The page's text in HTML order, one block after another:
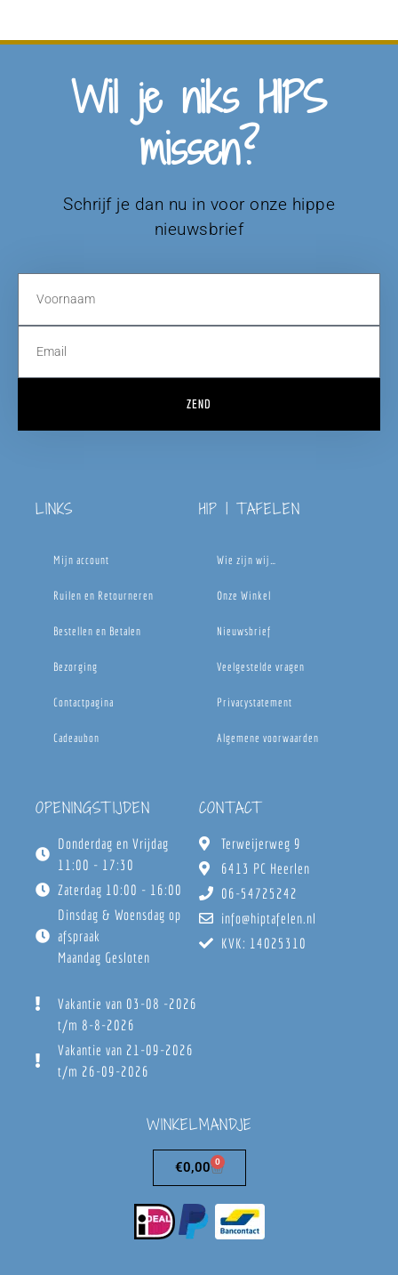
Wil je niks HIPS
missen?
Schrijf je dan nu in voor onze hippe
nieuwsbrief
ZEND
LINKS
Mijn account
Ruilen en Retourneren
Bestellen en Betalen
Bezorging
Contactpagina
Cadeaubon
HIP | TAFELEN
Wie zijn wij…
Onze Winkel
Nieuwsbrief
Veelgestelde vragen
Privacystatement
Algemene voorwaarden
OPENINGSTIJDEN
Donderdag en Vrijdag
11:00 - 17:30
Zaterdag 10:00 - 16:00
Dinsdag & Woensdag op
afspraak
Maandag Gesloten
Vakantie van 03-08 -2026
t/m 8-8-2026
Vakantie van 21-09-2026
t/m 26-09-2026
CONTACT
Terweijerweg 9
6413 PC Heerlen
06-54725242
info@hiptafelen.nl
KVK: 14025310
WINKELMANDJE
€0,00 0